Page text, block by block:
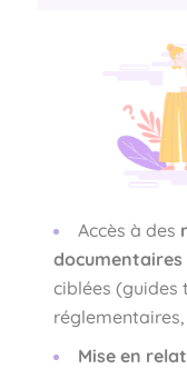
Accès à des
documentaires
ciblées (guides
réglementaires,
Mise en